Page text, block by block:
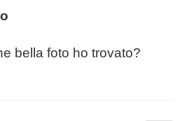
bella foto ho trovato?